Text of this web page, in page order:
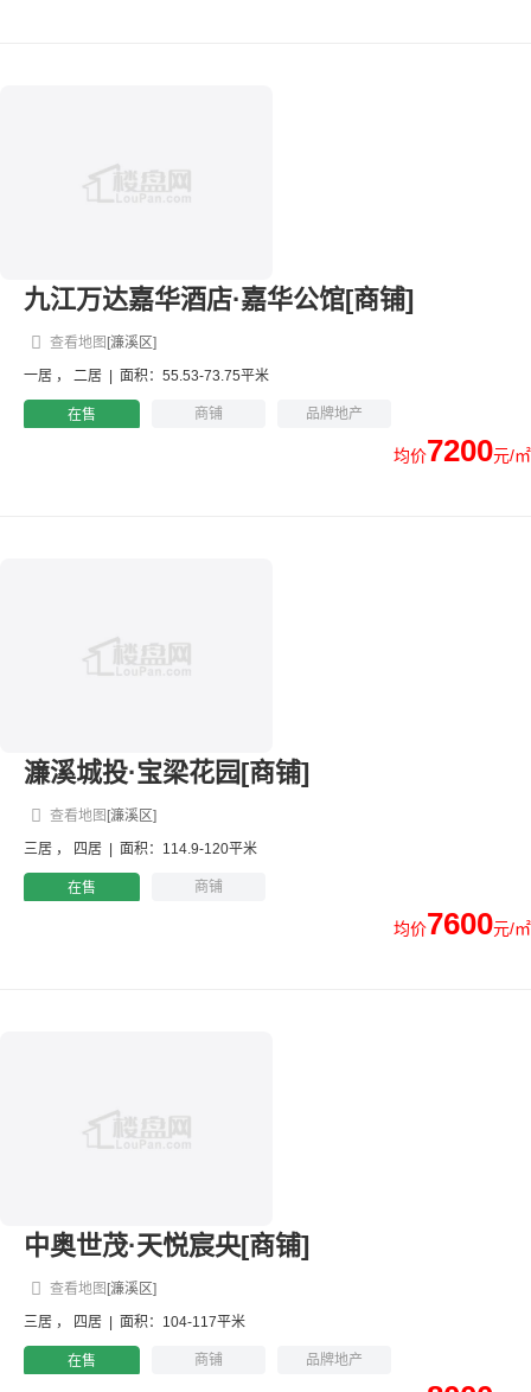
九江万达嘉华酒店·嘉华公馆[商铺]
[濂溪区]
查看地图
一居 ， 二居 面积：55.53-73.75平米
在售 商铺 品牌地产
均价7200元/㎡
濂溪城投·宝梁花园[商铺]
[濂溪区]
查看地图
三居 ， 四居 面积：114.9-120平米
在售 商铺
均价7600元/㎡
中奥世茂·天悦宸央[商铺]
[濂溪区]
查看地图
三居 ， 四居 面积：104-117平米
在售 商铺 品牌地产